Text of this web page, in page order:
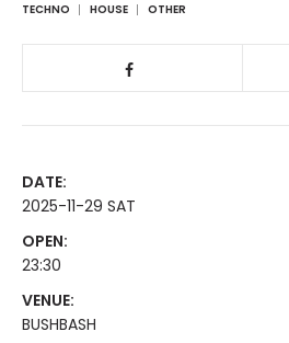
TECHNO HOUSE OTHER
DATE:
2025-11-29 SAT
OPEN:
23:30
VENUE:
BUSHBASH